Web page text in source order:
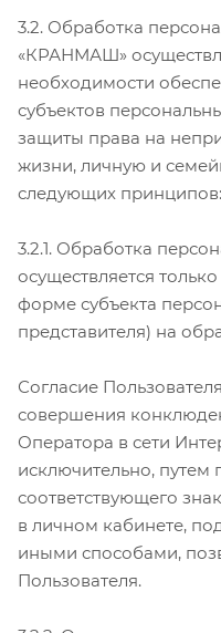
3.2. Обработка
«КРАНМАШ»
необходимости
субъектов
защиты права на
жизни, личную и
следующих принципов:
3.2.1. Обработка
осуществляется
форме субъекта
представителя) на
Согласие
совершения
Оператора в сети
исключительно, путем
соответствующего
в личном кабинете,
иными способами,
Пользователя.